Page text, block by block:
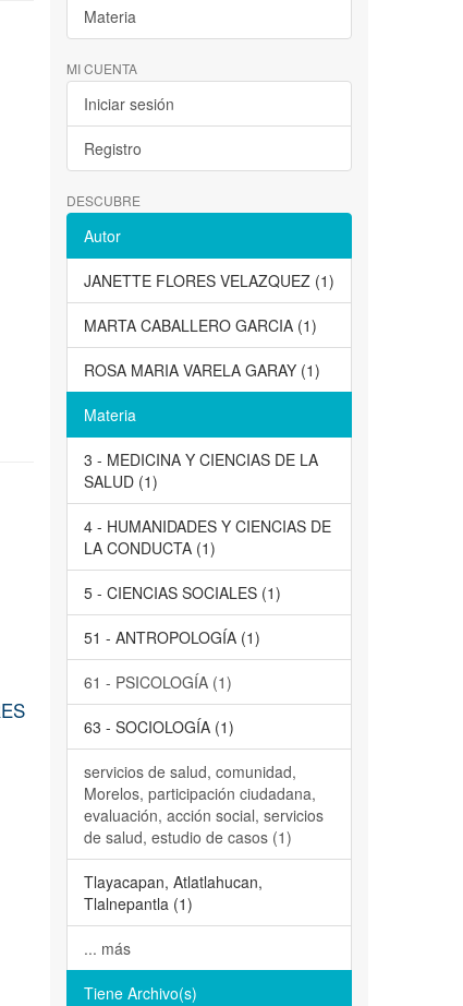
Materia
MI CUENTA
Iniciar sesión
Registro
DESCUBRE
Autor
JANETTE FLORES VELAZQUEZ (1)
MARTA CABALLERO GARCIA (1)
ROSA MARIA VARELA GARAY (1)
Materia
3 - MEDICINA Y CIENCIAS DE LA
SALUD (1)
4 - HUMANIDADES Y CIENCIAS DE
LA CONDUCTA (1)
5 - CIENCIAS SOCIALES (1)
51 - ANTROPOLOGÍA (1)
61 - PSICOLOGÍA (1)
63 - SOCIOLOGÍA (1)
servicios de salud, comunidad,
Morelos, participación ciudadana,
evaluación, acción social, servicios
de salud, estudio de casos (1)
Tlayacapan, Atlatlahucan,
Tlalnepantla (1)
... más
Tiene Archivo(s)